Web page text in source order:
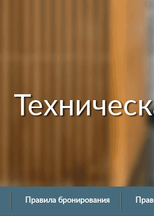
Правила бронирования